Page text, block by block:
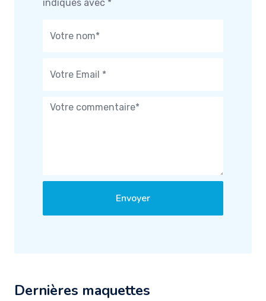
indiqués avec *
Envoyer
Dernières maquettes